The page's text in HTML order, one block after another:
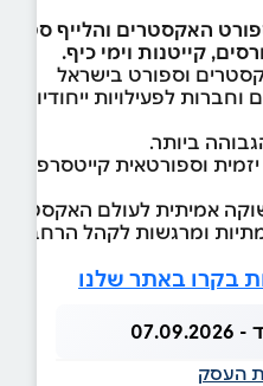
האקסטרים והלייף סטייל
קייטנות וימי כיף.
לפעילויות ייחודיות
ביותר.
וספורטאית קייטסרפינג
ומרגשות לקהל הרחב.
בקרו באתר שלנו
העסק